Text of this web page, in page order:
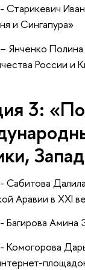
- Старикевич
и Сингапура»
– Янченко Полина
России и
3:
- Сабитова
Аравии в XXI
- Багирова Амина
- Комогорова